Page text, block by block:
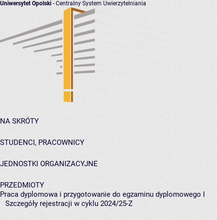
Uniwersytet Opolski - Centralny System Uwierzytelniania
NA SKRÓTY
STUDENCI, PRACOWNICY
JEDNOSTKI ORGANIZACYJNE
PRZEDMIOTY
Praca dyplomowa i przygotowanie do egzaminu dyplomowego I
Szczegóły rejestracji w cyklu 2024/25-Z